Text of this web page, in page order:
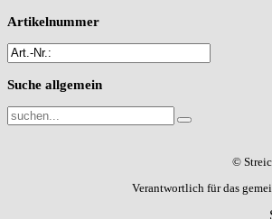
Artikelnummer
Suche allgemein
©
Verantwortlich für das